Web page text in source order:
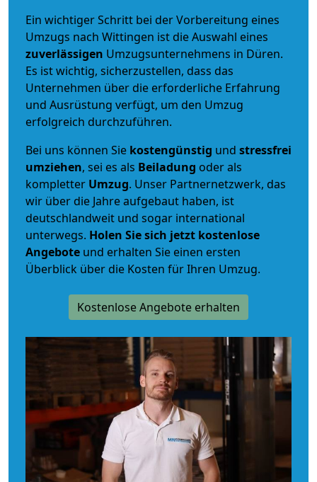
Ein wichtiger Schritt bei der Vorbereitung eines
Umzugs nach Wittingen ist die Auswahl eines
zuverlässigen Umzugsunternehmens in Düren.
Es ist wichtig, sicherzustellen, dass das
Unternehmen über die erforderliche Erfahrung
und Ausrüstung verfügt, um den Umzug
erfolgreich durchzuführen.
Bei uns können Sie kostengünstig und stressfrei
umziehen, sei es als Beiladung oder als
kompletter Umzug. Unser Partnernetzwerk, das
wir über die Jahre aufgebaut haben, ist
deutschlandweit und sogar international
unterwegs. Holen Sie sich jetzt kostenlose
Angebote und erhalten Sie einen ersten
Überblick über die Kosten für Ihren Umzug.
Kostenlose Angebote erhalten